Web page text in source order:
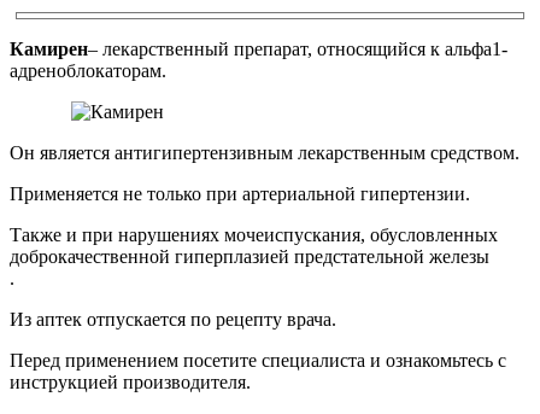
Камирен– лекарственный препарат, относящийся к альфа1-
адреноблокаторам.
Он является антигипертензивным лекарственным средством.
Применяется не только при артериальной гипертензии.
Также и при нарушениях мочеиспускания, обусловленных
доброкачественной гиперплазией предстательной железы
.
Из аптек отпускается по рецепту врача.
Перед применением посетите специалиста и ознакомьтесь с
инструкцией производителя.